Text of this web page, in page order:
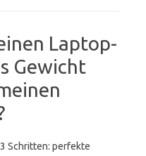
Laptop-
Gewicht
Schritten: perfekte